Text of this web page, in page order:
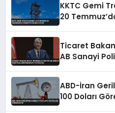
KKTC Gemi
20
Ticaret
AB Sanayi
ABD-İran
100 Doları